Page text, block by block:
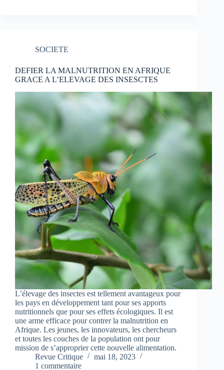
SOCIETE
DEFIER LA MALNUTRITION EN AFRIQUE
GRACE A L’ELEVAGE DES INSESCTES
L’élevage des insectes est tellement avantageux pour
les pays en développement tant pour ses apports
nutritionnels que pour ses effets écologiques. Il est
une arme efficace pour contrer la malnutrition en
Afrique. Les jeunes, les innovateurs, les chercheurs
et toutes les couches de la population ont pour
mission de s’approprier cette nouvelle alimentation.
Revue Critique
mai 18, 2023
1 commentaire